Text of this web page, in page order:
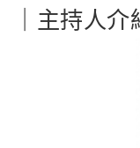
｜主持人介